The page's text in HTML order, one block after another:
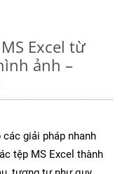
Excel từ
ảnh –
giải pháp nhanh
tệp MS Excel thành